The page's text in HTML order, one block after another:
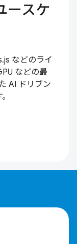
ースケ
などのライ
などの最
AI ドリブン